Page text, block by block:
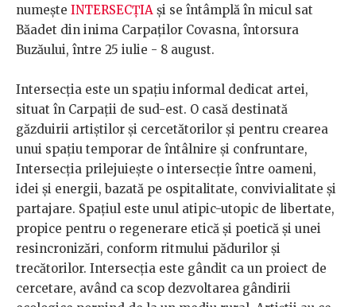
numește INTERSECȚIA și se întâmplă în micul sat
Băadet din inima Carpaților Covasna, întorsura
Buzăului, între 25 iulie - 8 august.
Intersecția este un spațiu informal dedicat artei,
situat în Carpații de sud-est. O casă destinată
găzduirii artiștilor și cercetătorilor și pentru crearea
unui spațiu temporar de întâlnire și confruntare,
Intersecția prilejuiește o intersecție între oameni,
idei și energii, bazată pe ospitalitate, convivialitate și
partajare. Spațiul este unul atipic-utopic de libertate,
propice pentru o regenerare etică și poetică și unei
resincronizări, conform ritmului pădurilor și
trecătorilor. Intersecția este gândit ca un proiect de
cercetare, având ca scop dezvoltarea gândirii